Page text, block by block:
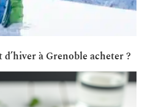
à Grenoble acheter ?